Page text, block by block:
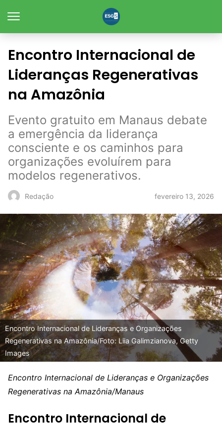
Encontro Internacional de
Lideranças Regenerativas
na Amazônia
Evento gratuito em Manaus debate
a emergência da liderança
consciente e os caminhos para
organizações evoluírem para
modelos regenerativos.
Redação fevereiro 13, 2026
Encontro Internacional de Lideranças e Organizações
Regenerativas na Amazônia/Foto: Liia Galimzianova, Getty
Images
Encontro Internacional de Lideranças e Organizações
Regenerativas na Amazônia/Manaus
Encontro Internacional de